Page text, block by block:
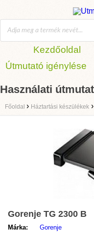
Kezdőoldal
Útmutató igénylése
Használati
Főoldal › Háztartási készülékek ›
Gorenje TG 2300 B
Márka:
Gorenje